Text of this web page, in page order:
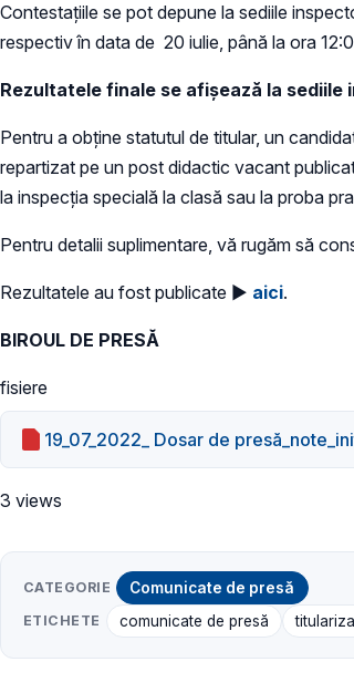
Contestaţiile se pot depune la sediile
respectiv în data de 20 iulie, până la ora
Rezultatele finale se afişează la
Pentru a obţine statutul de titular, un
repartizat pe un post didactic vacant
la inspecţia specială la clasă sau la proba
Pentru detalii suplimentare, vă rugăm să
Rezultatele au fost publicate ► aici.
BIROUL DE PRESĂ
fisiere
19_07_2022_ Dosar de
3 views
CATEGORIE Comunicate de presă
ETICHETE comunicate de presă